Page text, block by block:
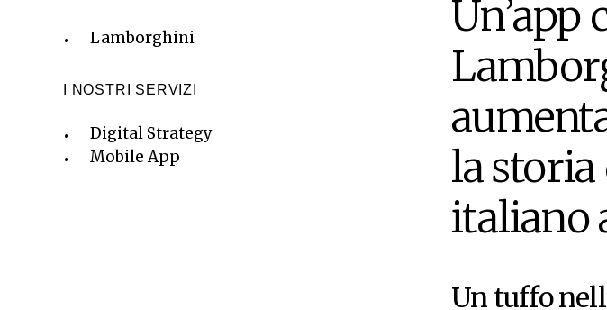
Lamborghini
I NOSTRI SERVIZI
Digital Strategy
Mobile App
Un’app
la
italiano
Un tuffo